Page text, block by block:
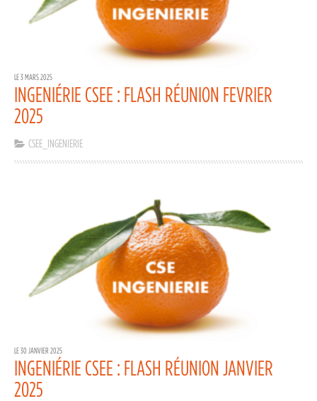
LE 3 MARS 2025
INGENIÉRIE CSEE : FLASH RÉUNION FEVRIER
2025
CSEE_INGENIERIE
LE 30 JANVIER 2025
INGENIÉRIE CSEE : FLASH RÉUNION JANVIER
2025